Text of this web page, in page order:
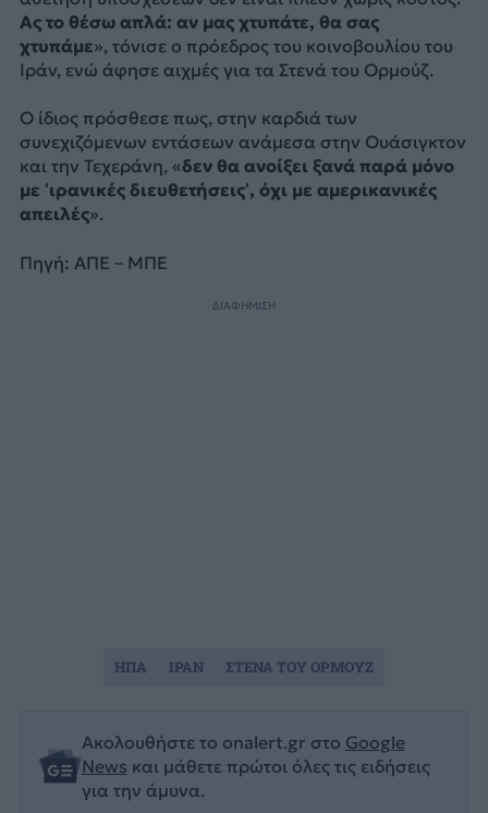
Ας το θέσω απλά: αν μας χτυπάτε, θα σας
χτυπάμε», τόνισε ο πρόεδρος του κοινοβουλίου του
Ιράν, ενώ άφησε αιχμές για τα Στενά του Ορμούζ.
Ο ίδιος πρόσθεσε πως, στην καρδιά των
συνεχιζόμενων εντάσεων ανάμεσα στην Ουάσιγκτον
και την Τεχεράνη, «δεν θα ανοίξει ξανά παρά μόνο
με ‘ιρανικές διευθετήσεις’, όχι με αμερικανικές
απειλές».
Πηγή: ΑΠΕ – ΜΠΕ
ΔΙΑΦΗΜΙΣΗ
Ακολουθήστε το onalert.gr στο Google
News και μάθετε πρώτοι όλες τις ειδήσεις
για την άμυνα.
ΗΠΑ ΙΡΑΝ ΣΤΕΝΑ ΤΟΥ ΟΡΜΟΥΖ